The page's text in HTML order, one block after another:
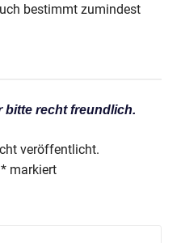
bestimmt zumindest
bitte recht freundlich.
veröffentlicht.
* markiert